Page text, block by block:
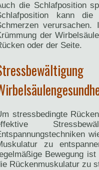
die Schlafposition
kann die
der
oder der Seite.
stressbedingte
zu
Bewegung
Rückenmuskulatur zu